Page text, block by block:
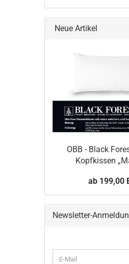
Neue Artikel
OBB - Black
Kopfkissen
ab 199,00
Newsletter-
ZUR
E-